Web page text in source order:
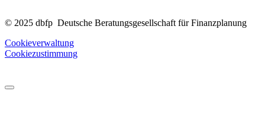
© 2025 dbfp Deutsche Beratungsgesellschaft für Finanzplanung
Cookieverwaltung
Cookiezustimmung